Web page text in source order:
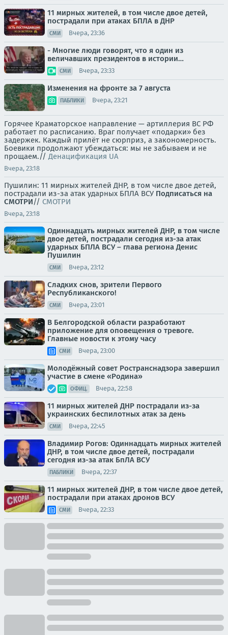
11 мирных жителей, в том числе двое детей,
пострадали при атаках БПЛА в ДНР
СМИ Вчера, 23:36
- Многие люди говорят, что я один из
величавших президентов в истории…
СМИ Вчера, 23:33
Изменения на фронте за 7 августа
ПАБЛИКИ Вчера, 23:21
Горячее Краматорское направление — артиллерия ВС РФ
работает по расписанию. Враг получает «подарки» без
задержек. Каждый прилёт не сюрприз, а закономерность.
Боевики продолжают убеждаться: мы не забываем и не
прощаем.// Денацификация UA
Вчера, 23:18
Пушилин: 11 мирных жителей ДНР, в том числе двое детей,
пострадали из-за атак ударных БПЛА ВСУ Подписаться на
СМОТРИ// СМОТРИ
Вчера, 23:18
Одиннадцать мирных жителей ДНР, в том числе
двое детей, пострадали сегодня из-за атак
ударных БПЛА ВСУ – глава региона Денис
Пушилин
СМИ Вчера, 23:12
Сладких снов, зрители Первого
Республиканского!
СМИ Вчера, 23:01
В Белгородской области разработают
приложение для оповещения о тревоге.
Главные новости к этому часу
СМИ Вчера, 23:00
Молодёжный совет Ространснадзора завершил
участие в смене «Родина»
ОФИЦ. Вчера, 22:58
11 мирных жителей ДНР пострадали из-за
украинских беспилотных атак за день
СМИ Вчера, 22:45
Владимир Рогов: Одиннадцать мирных жителей
ДНР, в том числе двое детей, пострадали
сегодня из-за атак БпЛА ВСУ
ПАБЛИКИ Вчера, 22:37
11 мирных жителей ДНР, в том числе двое детей,
пострадали при атаках дронов ВСУ
СМИ Вчера, 22:33